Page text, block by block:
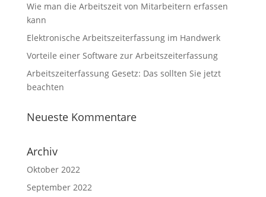
Wie man die Arbeitszeit von Mitarbeitern erfassen
kann
Elektronische Arbeitszeiterfassung im Handwerk
Vorteile einer Software zur Arbeitszeiterfassung
Arbeitszeiterfassung Gesetz: Das sollten Sie jetzt
beachten
Neueste Kommentare
Archiv
Oktober 2022
September 2022